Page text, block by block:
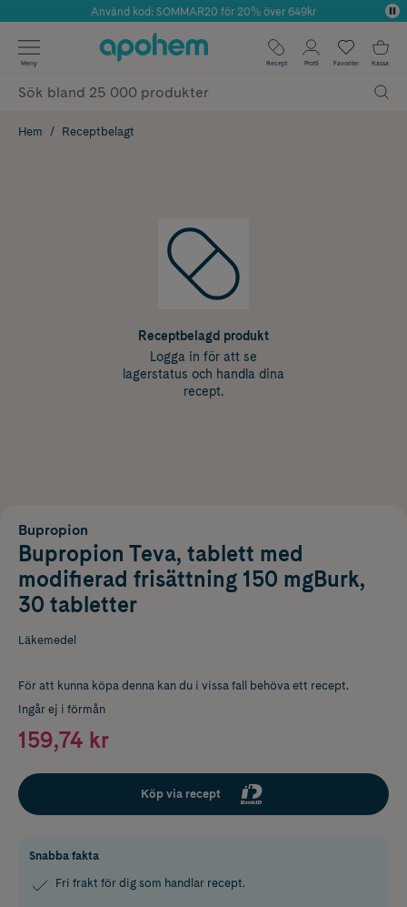
Årets Butik 2025 inom Skönhet
Använd kod: SOMMAR20 för 20% över 649kr
✓ Fri frakt
✓ Poäng på alla köp*
Meny Recept Profil Favoriter Kassa
Hem Receptbelagt
Receptbelagd produkt
Logga in för att se
lagerstatus och handla dina
recept.
Bupropion
Bupropion Teva, tablett med
modifierad frisättning 150 mgBurk,
30 tabletter
Läkemedel
För att kunna köpa denna kan du i vissa fall behöva ett recept.
Ingår ej i förmån
159,74 kr
Köp via recept
Snabba fakta
Fri frakt för dig som handlar recept.